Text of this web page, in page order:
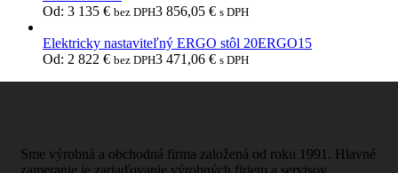
Od: 3 135 € bez DPH3 856,05 € s DPH
Elektricky nastaviteľný ERGO stôl 20ERGO15
Od: 2 822 € bez DPH3 471,06 € s DPH
Sme výrobná a obchodná firma založená od roku 1991. Hlavné